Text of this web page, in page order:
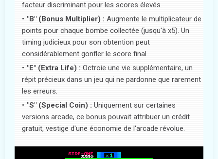
facteur discriminant pour les scores élevés.
"B" (Bonus Multiplier) : Augmente le multiplicateur de
points pour chaque bombe collectée (jusqu'à x5). Un
timing judicieux pour son obtention peut
considérablement gonfler le score final.
"E" (Extra Life) : Octroie une vie supplémentaire, un
répit précieux dans un jeu qui ne pardonne que rarement
les erreurs.
"S" (Special Coin) : Uniquement sur certaines
versions arcade, ce bonus pouvait attribuer un crédit
gratuit, vestige d'une économie de l'arcade révolue.